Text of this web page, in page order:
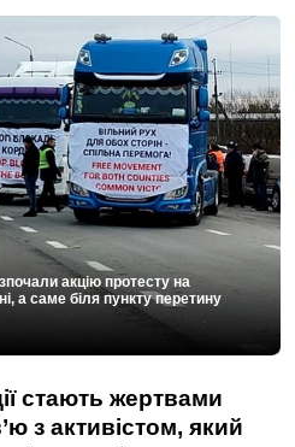
акцію протесту на
а саме біля пункту перетину
стають жертвами
з активістом, який